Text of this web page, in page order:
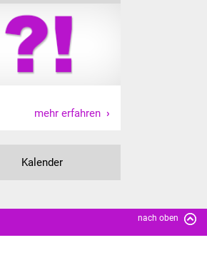
Beschränkte
Ausschreibung
Gewerbeverzeichnis
mehr erfahren
Kalender
nach oben